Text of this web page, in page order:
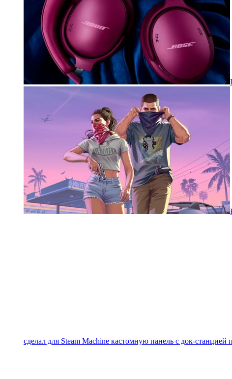
сделал для Steam Machine кастомную панель с док-станцией